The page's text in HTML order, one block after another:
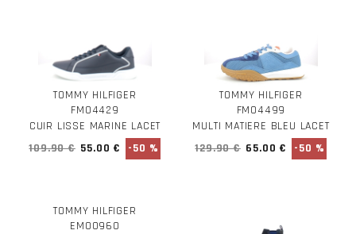
TOMMY HILFIGER
FM04429
CUIR LISSE MARINE LACET
109.90 € 55.00 € -50 %
TOMMY HILFIGER
FM04499
MULTI MATIERE BLEU LACET
129.90 € 65.00 € -50 %
TOMMY HILFIGER
EM00960